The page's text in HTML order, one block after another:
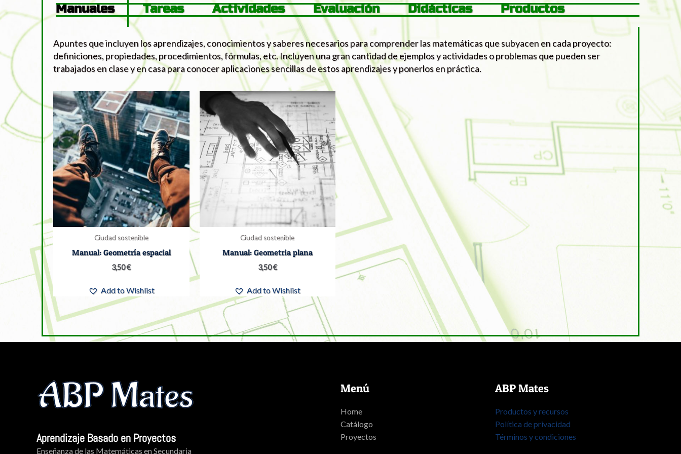
Manuales Tareas Actividades Evaluación Didácticas Productos
Apuntes que incluyen los aprendizajes, conocimientos y saberes necesarios para comprender las matemáticas que subyacen en cada proyecto:
definiciones, propiedades, procedimientos, fórmulas, etc. Incluyen una gran cantidad de ejemplos y actividades o problemas que pueden ser
trabajados en clase y en casa para conocer aplicaciones sencillas de estos aprendizajes y ponerlos en práctica.
Ciudad sostenible
Manual: Geometría espacial
3,50€
Add to Wishlist
Ciudad sostenible
Manual: Geometria plana
3,50€
Add to Wishlist
Aprendizaje Basado en Proyectos
Enseñanza de las Matemáticas en Secundaria
Menú
Home
Catálogo
Proyectos
ABP Mates
Productos y recursos
Política de privacidad
Términos y condiciones